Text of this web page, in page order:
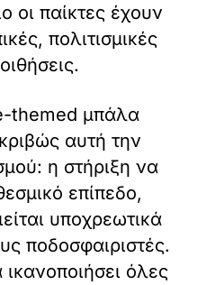
οι παίκτες έχουν
πολιτισμικές
themed μπάλα
αυτή την
η στήριξη να
επίπεδο,
υποχρεωτικά
ποδοσφαιριστές.
όλες